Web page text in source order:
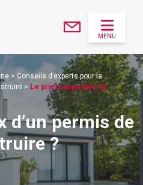
MENU
> Conseils d’experts pour la
> Le prix d'un permis de
d’un permis de
?